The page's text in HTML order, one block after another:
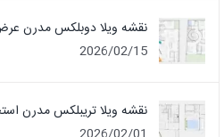
نقشه ویلا دوبلکس مدرن عرض 10 متر | عکس نما +
2026/02/15
نقشه ویلا تریبلکس مدرن